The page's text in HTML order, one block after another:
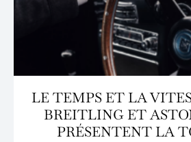
LE TEMPS ET LA
BREITLING ET
PRÉSENTENT LA